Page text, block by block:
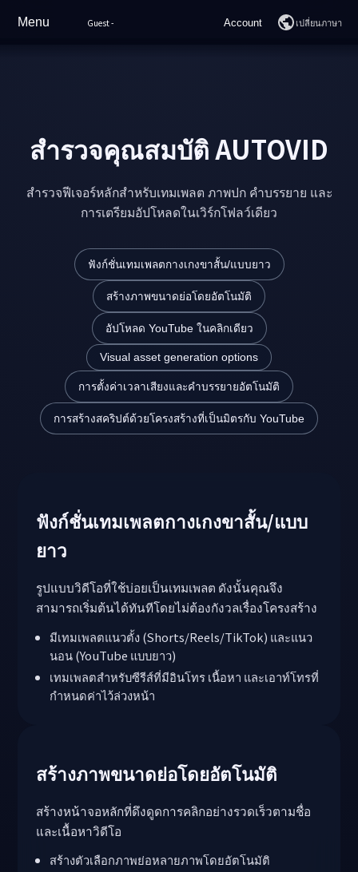
Menu
Sample Videos
YouTube Rankings
ราคา
วิธีใช้
คำถามที่พบบ่อย
สนับสนุน
แชต AI
Guest- Account เปลี่ยนภาษา
สำรวจคุณสมบัติ AUTOVID
สำรวจฟีเจอร์หลักสำหรับเทมเพลต ภาพปก คำบรรยาย และ
การเตรียมอัปโหลดในเวิร์กโฟลว์เดียว
ฟังก์ชั่นเทมเพลตกางเกงขาสั้น/แบบยาว
สร้างภาพขนาดย่อโดยอัตโนมัติ
อัปโหลด YouTube ในคลิกเดียว
Visual asset generation options
การตั้งค่าเวลาเสียงและคำบรรยายอัตโนมัติ
การสร้างสคริปต์ด้วยโครงสร้างที่เป็นมิตรกับ YouTube
ฟังก์ชั่นเทมเพลตกางเกงขาสั้น/แบบ
ยาว
รูปแบบวิดีโอที่ใช้บ่อยเป็นเทมเพลต ดังนั้นคุณจึง
สามารถเริ่มต้นได้ทันทีโดยไม่ต้องกังวลเรื่องโครงสร้าง
มีเทมเพลตแนวตั้ง (Shorts/Reels/TikTok) และแนว
นอน (YouTube แบบยาว)
เทมเพลตสำหรับซีรีส์ที่มีอินโทร เนื้อหา และเอาท์โทรที่
กำหนดค่าไว้ล่วงหน้า
สร้างภาพขนาดย่อโดยอัตโนมัติ
สร้างหน้าจอหลักที่ดึงดูดการคลิกอย่างรวดเร็วตามชื่อ
และเนื้อหาวิดีโอ
สร้างตัวเลือกภาพย่อหลายภาพโดยอัตโนมัติ